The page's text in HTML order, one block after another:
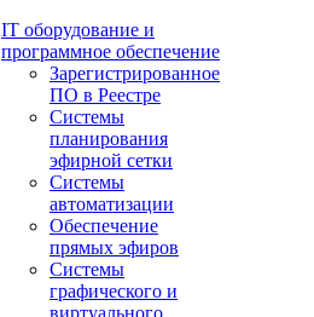
IT оборудование и
программное обеспечение
Зарегистрированное
ПО в Реестре
Системы
планирования
эфирной сетки
Системы
автоматизации
Обеспечение
прямых эфиров
Системы
графического и
виртуального